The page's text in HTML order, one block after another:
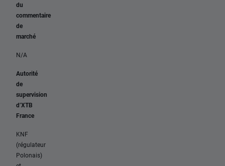
du
commentaire
de
marché
N/A
Autorité
de
supervision
d’XTB
France
KNF
(régulateur
Polonais)